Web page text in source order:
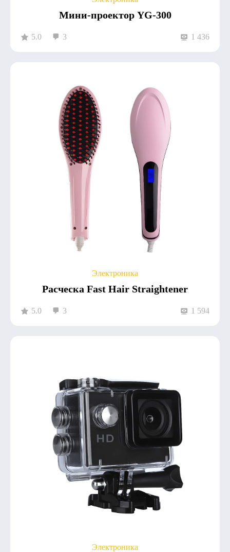
Мини-проектор YG-300
5.0 3 1 436
Электроника
Расческа Fast Hair Straightener
5.0 3 1 594
Электроника